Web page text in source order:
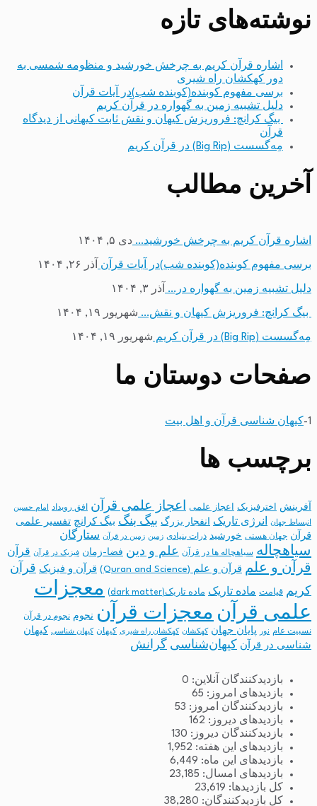
نوشته‌های تازه
اشاره قرآن کریم به چرخش خورشید و منظومه شمسی به
دور کهکشان راه شیری
برسی مفهوم کوبنده(کوبنده شب)در آیات قرآن
دلیل تشبیه زمین به گهواره در قرآن کریم
بیگ کرانچ: فروریزش کیهان و نقش ثابت کیهانی از دیدگاه
قرآن
مِه‌گسست (Big Rip) در قرآن کریم
آخرین مطالب
اشاره قرآن کریم به چرخش خورشید… دی ۵, ۱۴۰۴
برسی مفهوم کوبنده(کوبنده شب)در آیات قرآن آذر ۲۶, ۱۴۰۴
دلیل تشبیه زمین به گهواره در… آذر ۳, ۱۴۰۴
بیگ کرانچ: فروریزش کیهان و نقش… شهریور ۱۹, ۱۴۰۴
مِه‌گسست (Big Rip) در قرآن کریم شهریور ۱۹, ۱۴۰۴
صفحات دوستان ما
1- کیهان شناسی قرآن و اهل بیت
برچسب ها
آفرینش اخترفیزیک اعجاز علمی اعجاز علمی قرآن افق رویداد امام حسین
انبساط جهان انرژی تاریک انفجار بزرگ بیگ بنگ بیگ کرانچ تفسیر علمی
قرآن جهان هستی خورشید ذرات بنیادی زمین زمین در قرآن ستارگان
سیاهچاله سیاهچاله ها در قرآن علم و دین فضا-زمان فیزیک در قرآن قرآن
قرآن و علم قرآن و علم (Quran and Science) قرآن و فیزیک قرآن
کریم قیامت ماده تاریک ماده تاریک(dark matter)
معجزات
علمی قرآن معجزات قرآن نجوم نجوم در قرآن
نسبیت عام نور پایان جهان کهکشان کهکشان راه شیری کیهان کیهان شناسی
کیهان
شناسی در قرآن
کیهان‌شناسی گرانش
بازدیدکنندگان آنلاین: 0
بازدیدهای امروز: 65
بازدیدکنندگان امروز: 53
بازدیدهای دیروز: 162
بازدیدکنندگان دیروز: 130
بازدیدهای این هفته: 1,952
بازدیدهای این ماه: 6,449
بازدیدهای امسال: 23,185
کل بازدیدها: 23,619
کل بازدیدکنند‌گان: 38,280